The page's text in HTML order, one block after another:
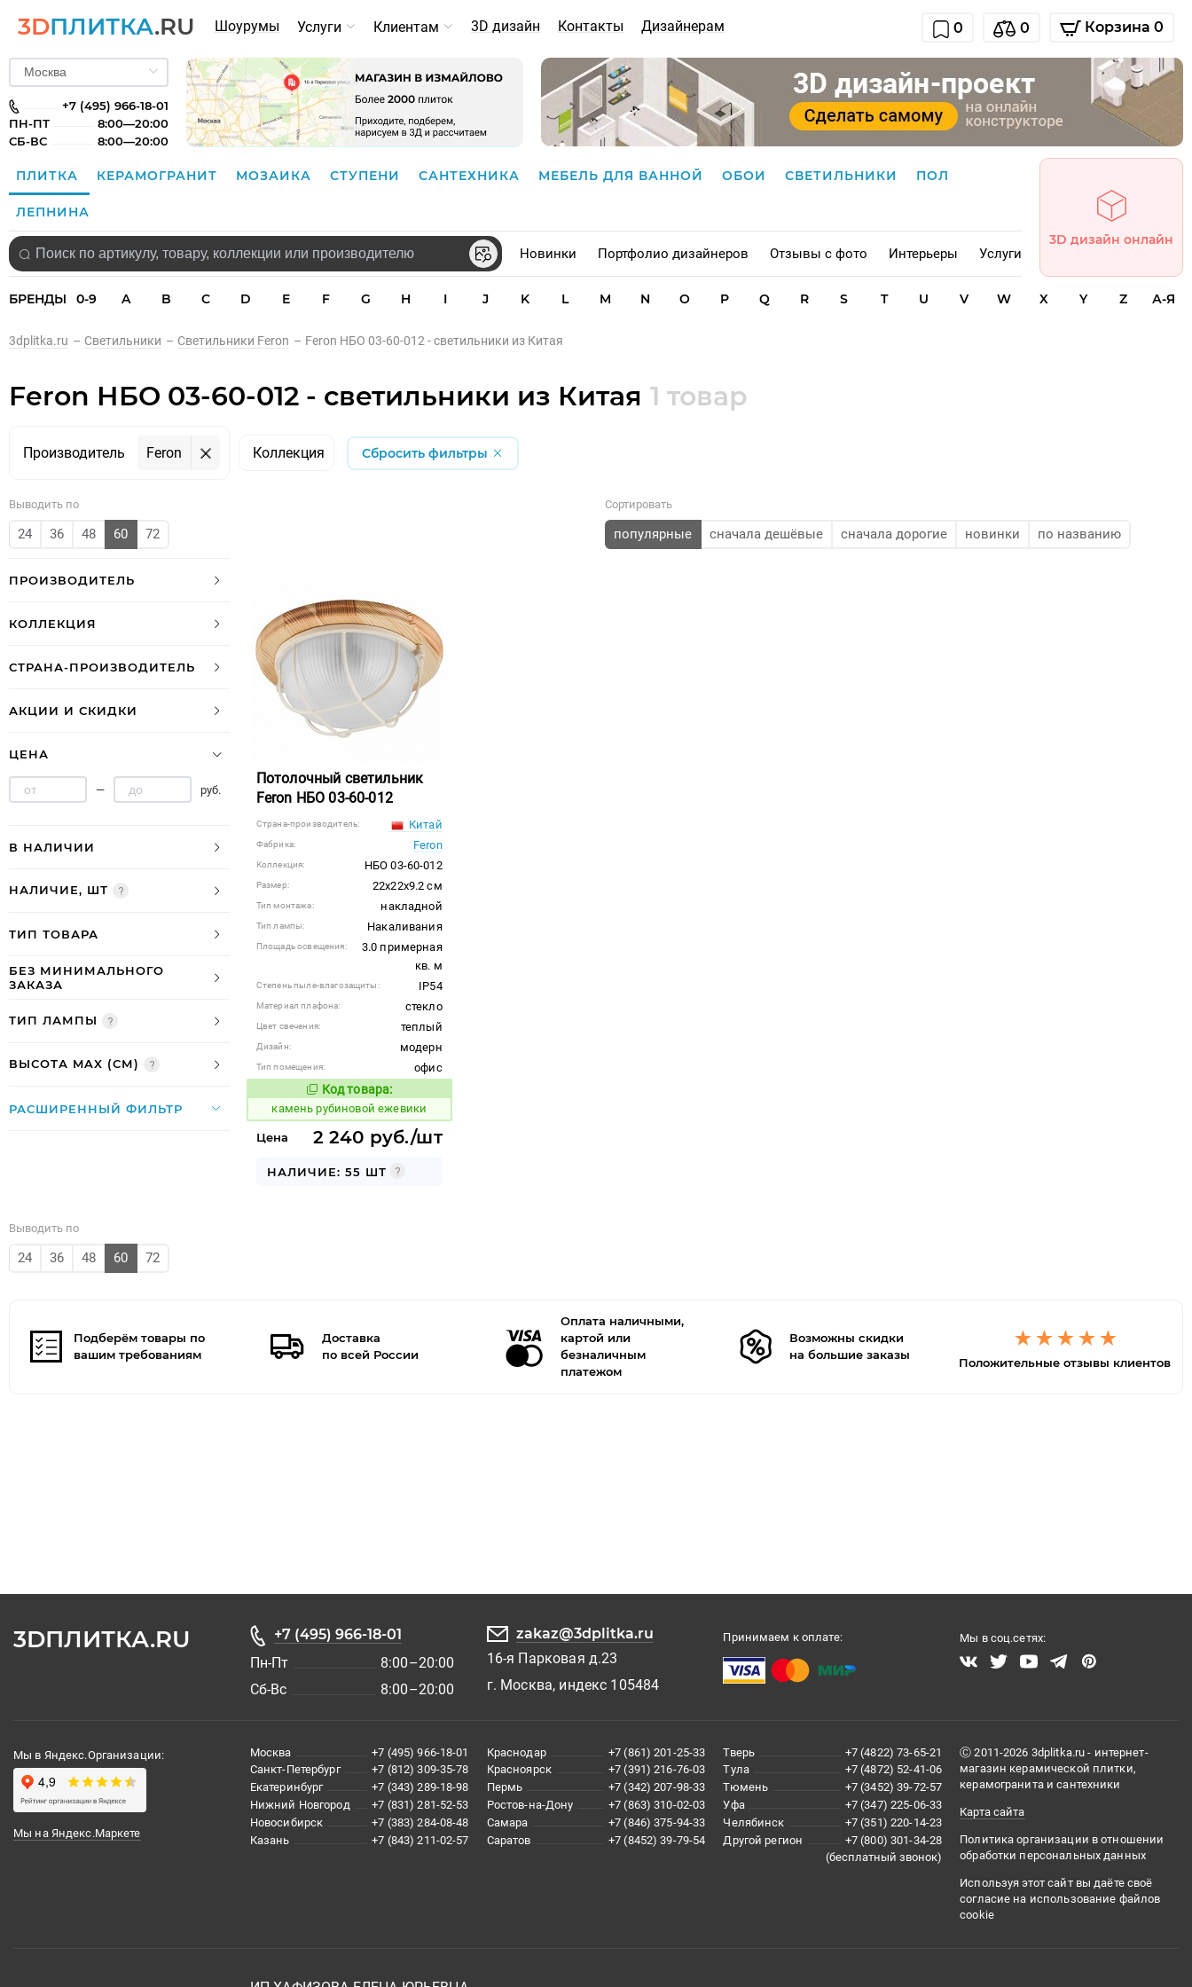
3DПЛИТКА.RU Шоурумы Услуги Клиентам 3D дизайн Контакты Дизайнерам 0 0 Корзина 0
+7 (495) 966-18-01
ПН-ПТ
8:00—20:00
СБ-ВС
8:00—20:00
ПЛИТКА КЕРАМОГРАНИТ МОЗАИКА СТУПЕНИ САНТЕХНИКА МЕБЕЛЬ ДЛЯ ВАННОЙ ОБОИ СВЕТИЛЬНИКИ ПОЛ
ЛЕПНИНА
Новинки Портфолио дизайнеров Отзывы с фото Интерьеры Услуги
3D дизайн онлайн
БРЕНДЫ 0-9 A B C D E F G H I J K L M N O P Q R S T U V W X Y Z А-Я
3dplitka.ru – Светильники – Светильники Feron – Feron НБО 03-60-012 - светильники из Китая
Feron НБО 03-60-012 - светильники из Китая 1 товар
Производитель Feron Коллекция Сбросить фильтры
Выводить по
24 36 48 60 72
Сортировать
популярные сначала дешёвые сначала дорогие новинки по названию
ПРОИЗВОДИТЕЛЬ
КОЛЛЕКЦИЯ
СТРАНА-ПРОИЗВОДИТЕЛЬ
АКЦИИ И СКИДКИ
ЦЕНА
— руб.
В НАЛИЧИИ
НАЛИЧИЕ, ШТ
ТИП ТОВАРА
БЕЗ МИНИМАЛЬНОГО
ЗАКАЗА
ТИП ЛАМПЫ
ВЫСОТА MAX (СМ)
РАСШИРЕННЫЙ ФИЛЬТР
Потолочный светильник
Feron НБО 03-60-012
Страна-производитель: Китай
Фабрика: Feron
Коллекция: НБО 03-60-012
Размер: 22x22x9.2 см
Тип монтажа: накладной
Тип лампы: Накаливания
Площадь освещения:
3.0 примерная
кв. м
Степень пыле-влагозащиты: IP54
Материал плафона: стекло
Цвет свечения: теплый
Дизайн: модерн
Тип помещения:
офис
Код товара:
619274 Код товара:
камень рубиновой ежевики
Цена 2 240 руб./шт
НАЛИЧИЕ: 55 ШТ
Выводить по
24 36 48 60 72
Подберём товары по
вашим требованиям
Доставка
по всей России
Оплата наличными,
картой или
безналичным
платежом
Возможны скидки
на большие заказы
Положительные отзывы клиентов
3DПЛИТКА.RU
+7 (495) 966-18-01
Пн-Пт
8:00–20:00
Сб-Вс
8:00–20:00
zakaz@3dplitka.ru
16-я Парковая д.23
г. Москва, индекс 105484
Принимаем к оплате: Мы в соц.сетях:
Мы в Яндекс.Организации:
Мы на Яндекс.Маркете
Москва
+7 (495) 966-18-01
Санкт-Петербург
+7 (812) 309-35-78
Екатеринбург
+7 (343) 289-18-98
Нижний Новгород
+7 (831) 281-52-53
Новосибирск
+7 (383) 284-08-48
Казань
+7 (843) 211-02-57
Краснодар
+7 (861) 201-25-33
Красноярск
+7 (391) 216-76-03
Пермь
+7 (342) 207-98-33
Ростов-на-Дону
+7 (863) 310-02-03
Самара
+7 (846) 375-94-33
Саратов
+7 (8452) 39-79-54
Тверь
+7 (4822) 73-65-21
Тула
+7 (4872) 52-41-06
Тюмень
+7 (3452) 39-72-57
Уфа
+7 (347) 225-06-33
Челябинск
+7 (351) 220-14-23
Другой регион
+7 (800) 301-34-28
(бесплатный звонок)
Ⓒ 2011-2026 3dplitka.ru - интернет-
магазин керамической плитки,
керамогранита и сантехники
Карта сайта
Политика организации в отношении
обработки персональных данных
Используя этот сайт вы даёте своё
согласие на использование файлов
cookie